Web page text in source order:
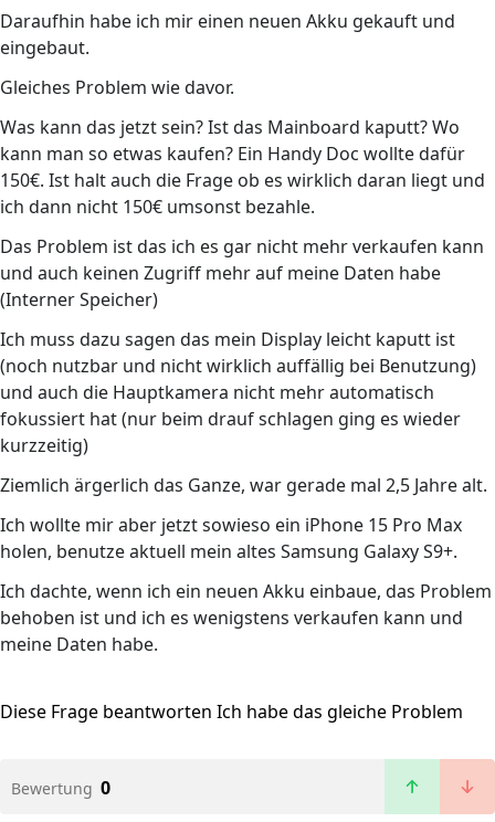
Daraufhin habe ich mir einen neuen Akku gekauft und
eingebaut.
Gleiches Problem wie davor.
Was kann das jetzt sein? Ist das Mainboard kaputt? Wo
kann man so etwas kaufen? Ein Handy Doc wollte dafür
150€. Ist halt auch die Frage ob es wirklich daran liegt und
ich dann nicht 150€ umsonst bezahle.
Das Problem ist das ich es gar nicht mehr verkaufen kann
und auch keinen Zugriff mehr auf meine Daten habe
(Interner Speicher)
Ich muss dazu sagen das mein Display leicht kaputt ist
(noch nutzbar und nicht wirklich auffällig bei Benutzung)
und auch die Hauptkamera nicht mehr automatisch
fokussiert hat (nur beim drauf schlagen ging es wieder
kurzzeitig)
Ziemlich ärgerlich das Ganze, war gerade mal 2,5 Jahre alt.
Ich wollte mir aber jetzt sowieso ein iPhone 15 Pro Max
holen, benutze aktuell mein altes Samsung Galaxy S9+.
Ich dachte, wenn ich ein neuen Akku einbaue, das Problem
behoben ist und ich es wenigstens verkaufen kann und
meine Daten habe.
Diese Frage beantworten Ich habe das gleiche Problem
Bewertung 0